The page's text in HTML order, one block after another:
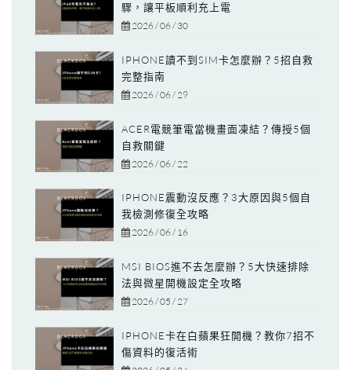
驟，讓平板順利充上電
2026 / 06 / 30
IPHONE讀不到SIM卡怎麼辦？5招自救
完整指南
2026 / 06 / 29
ACER電競筆電當機畫面凍結？傳授5個
自救關鍵
2026 / 06 / 22
IPHONE震動沒反應？3大原因與5個自
我檢測修復全攻略
2026 / 06 / 16
MSI BIOS進不去怎麼辦？5大快速排除
法與微星開機設定全攻略
2026 / 05 / 27
IPHONE卡在白蘋果狂開機？教你7招不
傷資料的復活術